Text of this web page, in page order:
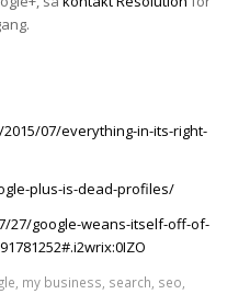
07/everything-in-its-right-
plus-is-dead-profiles/
27/google-weans-itself-off-of-
my business search seo